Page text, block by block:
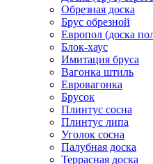
Обрезная доска
Брус обрезной
Европол (доска
Блок-хаус
Имитация бруса
Вагонка штиль
Евровагонка
Брусок
Плинтус сосна
Плинтус липа
Уголок сосна
Палубная доска
Террасная доска